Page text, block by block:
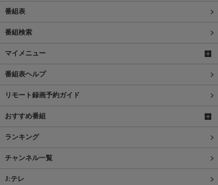
番組表
番組検索
マイメニュー
番組表ヘルプ
リモート録画予約ガイド
おすすめ番組
ランキング
チャンネル一覧
J:テレ